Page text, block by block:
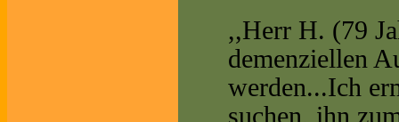
,,Herr H. (79
demenziellen
werden...Ich